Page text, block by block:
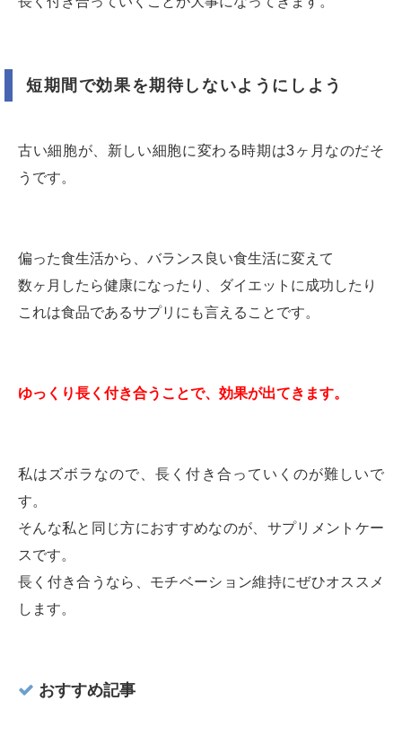
短期間で効果を期待しないようにしよう
古い細胞が、新しい細胞に変わる時期は3ヶ月なのだそ
うです。
偏った食生活から、バランス良い食生活に変えて
数ヶ月したら健康になったり、ダイエットに成功したり
これは食品であるサプリにも言えることです。
ゆっくり長く付き合うことで、効果が出てきます。
私はズボラなので、長く付き合っていくのが難しいで
す。
そんな私と同じ方におすすめなのが、サプリメントケー
スです。
長く付き合うなら、モチベーション維持にぜひオススメ
します。
おすすめ記事